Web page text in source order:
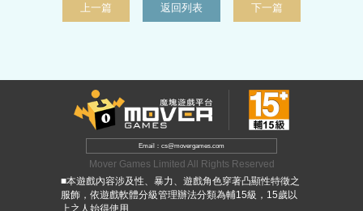
上一篇 返回列表 下一篇
Email：cs@movergames.com
Mover Games Limited All Rights Reserved
■本遊戲內容涉及性、暴力、遊戲角色穿著凸顯性特徵之
服飾，依遊戲軟體分級管理辦法分類為輔15級，15歲以